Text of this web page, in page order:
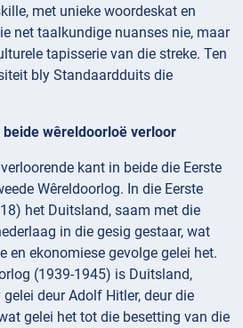
met unieke woordeskat en
net taalkundige nuanses nie, maar
tapisserie van die streke. Ten
bly Standaardduits die
wêreldoorloë verloor
kant in beide die Eerste
Wêreldoorlog. In die Eerste
het Duitsland, saam met die
in die gesig gestaar, wat
en ekonomiese gevolge gelei het.
(1939-1945) is Duitsland,
deur Adolf Hitler, deur die
gelei het tot die besetting van die